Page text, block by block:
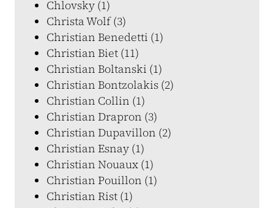
Chlovsky (1)
Christa Wolf (3)
Christian Benedetti (1)
Christian Biet (11)
Christian Boltanski (1)
Christian Bontzolakis (2)
Christian Collin (1)
Christian Drapron (3)
Christian Dupavillon (2)
Christian Esnay (1)
Christian Nouaux (1)
Christian Pouillon (1)
Christian Rist (1)